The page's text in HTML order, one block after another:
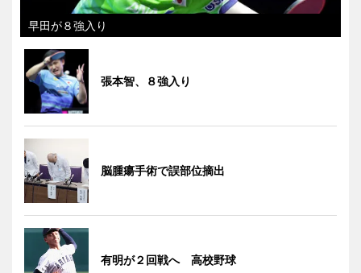
早田が８強入り
張本智、８強入り
脳腫瘍手術で誤部位摘出
有明が２回戦へ 高校野球